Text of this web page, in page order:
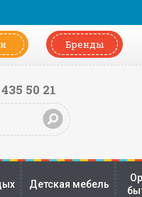
Бренды
50 21
Детская мебель